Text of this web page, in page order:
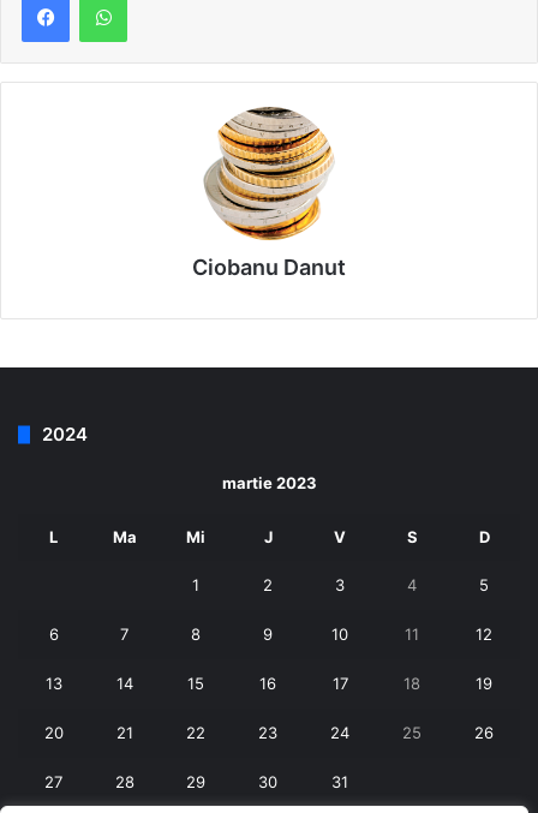
Ciobanu Danut
2024
martie 2023
L Ma Mi J V S D
1 2 3 4 5
6 7 8 9 10 11 12
13 14 15 16 17 18 19
20 21 22 23 24 25 26
27 28 29 30 31